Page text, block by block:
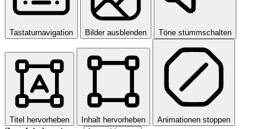
Tastaturnavigation Bilder ausblenden Töne stummschalten
Titel hervorheben Inhalt hervorheben Animationen stoppen